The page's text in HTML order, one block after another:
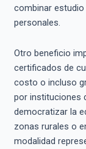
combinar
personales.
Otro beneficio
certificados de
costo o incluso
por instituciones
democratizar la
zonas rurales o
modalidad